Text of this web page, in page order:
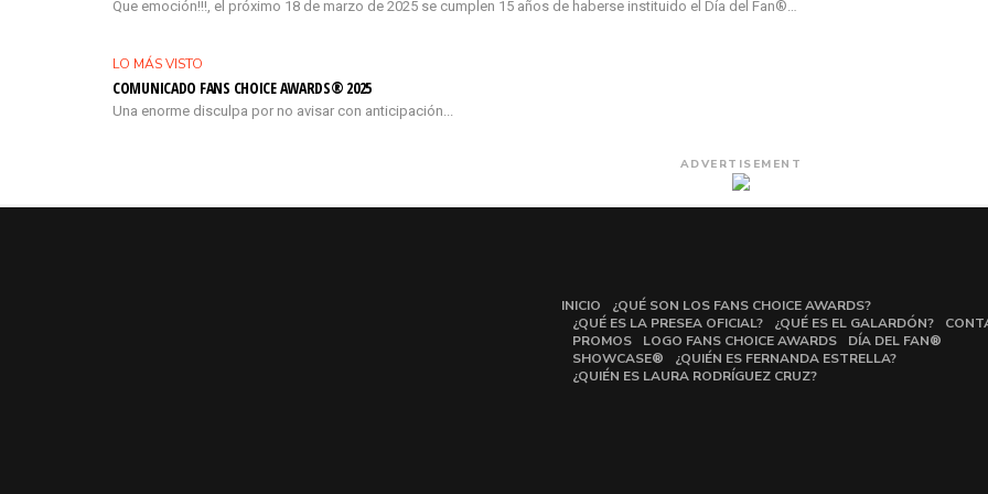
Que emoción!!!, el próximo 18 de marzo de 2025 se cumplen 15 años de haberse instituido el Día del Fan®…
LO MÁS VISTO
COMUNICADO FANS CHOICE AWARDS® 2025
Una enorme disculpa por no avisar con anticipación...
ADVERTISEMENT
INICIO
¿QUÉ SON LOS FANS CHOICE AWARDS?
¿QUÉ ES LA PRESEA OFICIAL?
¿QUÉ ES EL GALARDÓN?
PROMOS
LOGO FANS CHOICE AWARDS
DÍA DEL FAN®
SHOWCASE®
¿QUIÉN ES FERNANDA ESTRELLA?
¿QUIÉN ES LAURA RODRÍGUEZ CRUZ?